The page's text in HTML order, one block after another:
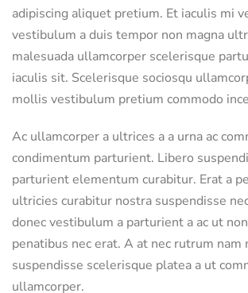
adipiscing aliquet pretium. Et iaculis mi
vestibulum a duis tempor non magna
malesuada ullamcorper scelerisque
iaculis sit. Scelerisque sociosqu
mollis vestibulum pretium commodo
Ac ullamcorper a ultrices a a urna ac
condimentum parturient. Libero
parturient elementum curabitur. Erat a
ultricies curabitur nostra suspendisse
donec vestibulum a parturient a ac ut
penatibus nec erat. A at nec rutrum nam
suspendisse scelerisque platea a ut
ullamcorper.